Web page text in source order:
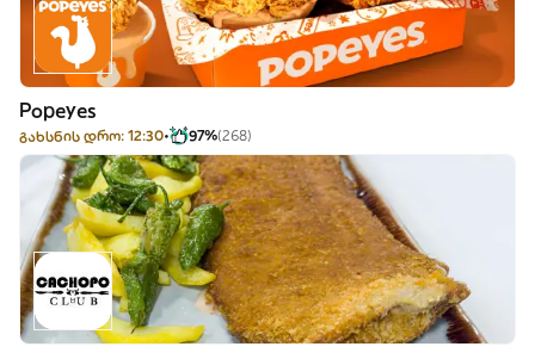
Popeyes
გახსნის დრო: 12:30 97%(268)